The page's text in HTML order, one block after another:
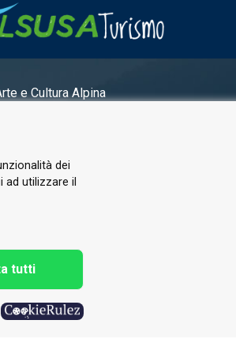
e Cultura Alpina
dei
ad utilizzare il
tutti